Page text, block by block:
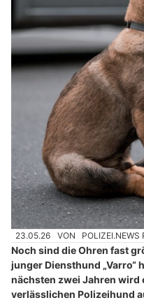
23.05.26 VON POLIZEI.NEWS
Noch sind die Ohren fast
junger Diensthund „Varro“
nächsten zwei Jahren wird
verlässlichen Polizeihund